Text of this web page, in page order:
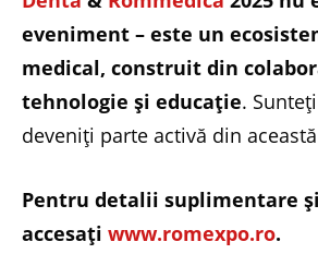
eveniment – este un
medical, construit din
tehnologie și educație.
deveniți parte activă din
Pentru detalii suplimentare
accesați www.romexpo.ro.